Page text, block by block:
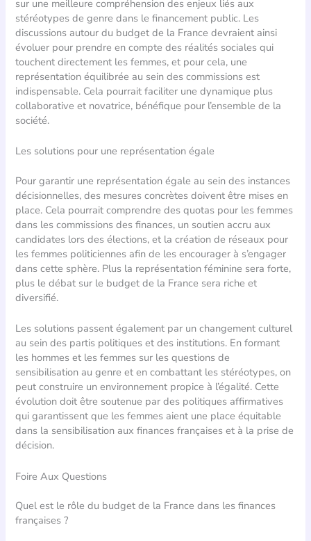
sur une meilleure compréhension des enjeux liés aux
stéréotypes de genre dans le financement public. Les
discussions autour du budget de la France devraient ainsi
évoluer pour prendre en compte des réalités sociales qui
touchent directement les femmes, et pour cela, une
représentation équilibrée au sein des commissions est
indispensable. Cela pourrait faciliter une dynamique plus
collaborative et novatrice, bénéfique pour l’ensemble de la
société.
Les solutions pour une représentation égale
Pour garantir une représentation égale au sein des instances
décisionnelles, des mesures concrètes doivent être mises en
place. Cela pourrait comprendre des quotas pour les femmes
dans les commissions des finances, un soutien accru aux
candidates lors des élections, et la création de réseaux pour
les femmes politiciennes afin de les encourager à s’engager
dans cette sphère. Plus la représentation féminine sera forte,
plus le débat sur le budget de la France sera riche et
diversifié.
Les solutions passent également par un changement culturel
au sein des partis politiques et des institutions. En formant
les hommes et les femmes sur les questions de
sensibilisation au genre et en combattant les stéréotypes, on
peut construire un environnement propice à l’égalité. Cette
évolution doit être soutenue par des politiques affirmatives
qui garantissent que les femmes aient une place équitable
dans la sensibilisation aux finances françaises et à la prise de
décision.
Foire Aux Questions
Quel est le rôle du budget de la France dans les finances
françaises ?